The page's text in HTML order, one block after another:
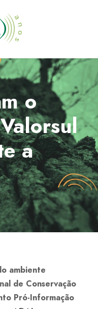
o
a
ambiente
de Conservação
Pró-Informação